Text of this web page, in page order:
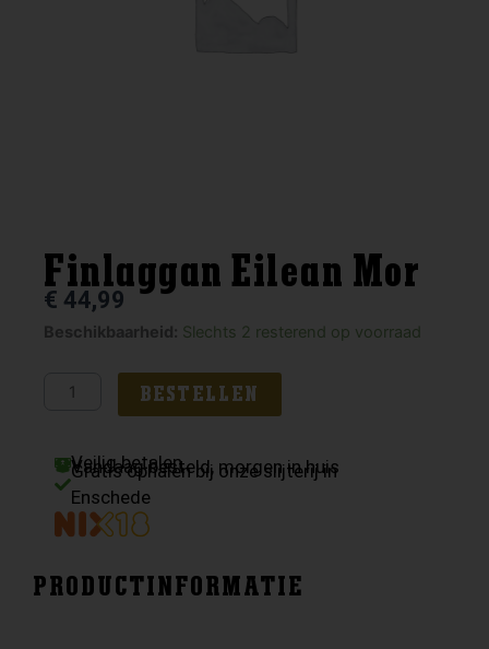
Finlaggan Eilean Mor
€ 44,99
Beschikbaarheid: Slechts 2 resterend op voorraad
Finlaggan
Mor
BESTELLEN
Veilig betalen
Vandaag besteld, morgen in huis
Gratis ophalen bij onze slijterij in
Enschede
PRODUCTINFORMATIE